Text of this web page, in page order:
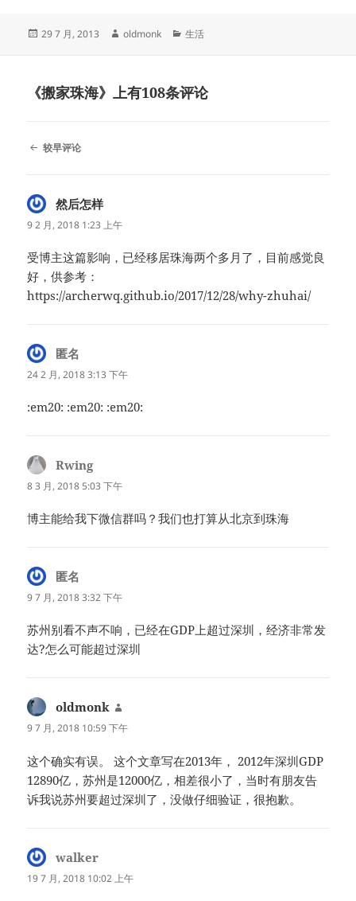
发
29 7 月, 2013
作
oldmonk
分
生活
《搬家珠海》上有108条评论
评 较早评论
然后怎样
道：
9 2 月, 2018 1:23 上午
受博主这篇影响，已经移居珠海两个多月了，目前感觉良
好，供参考：
https://archerwq.github.io/2017/12/28/why-zhuhai/
匿名
道：
24 2 月, 2018 3:13 下午
:em20: :em20: :em20:
Rwing说
道：
8 3 月, 2018 5:03 下午
博主能给我下微信群吗？我们也打算从北京到珠海
匿名
道：
9 7 月, 2018 3:32 下午
苏州别看不声不响，已经在GDP上超过深圳，经济非常发
达?怎么可能超过深圳
oldmonk
道：
9 7 月, 2018 10:59 下午
这个确实有误。 这个文章写在2013年， 2012年深圳GDP
12890亿，苏州是12000亿，相差很小了，当时有朋友告
诉我说苏州要超过深圳了，没做仔细验证，很抱歉。
walker
道：
19 7 月, 2018 10:02 上午